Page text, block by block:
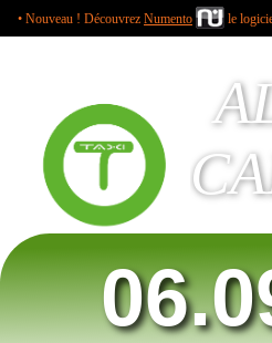
• Nouveau ! Découvrez Numento le